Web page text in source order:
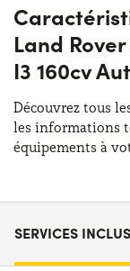
Land
I3 160cv
Découvrez tous
les informations
équipements à
SERVICES INCLUS